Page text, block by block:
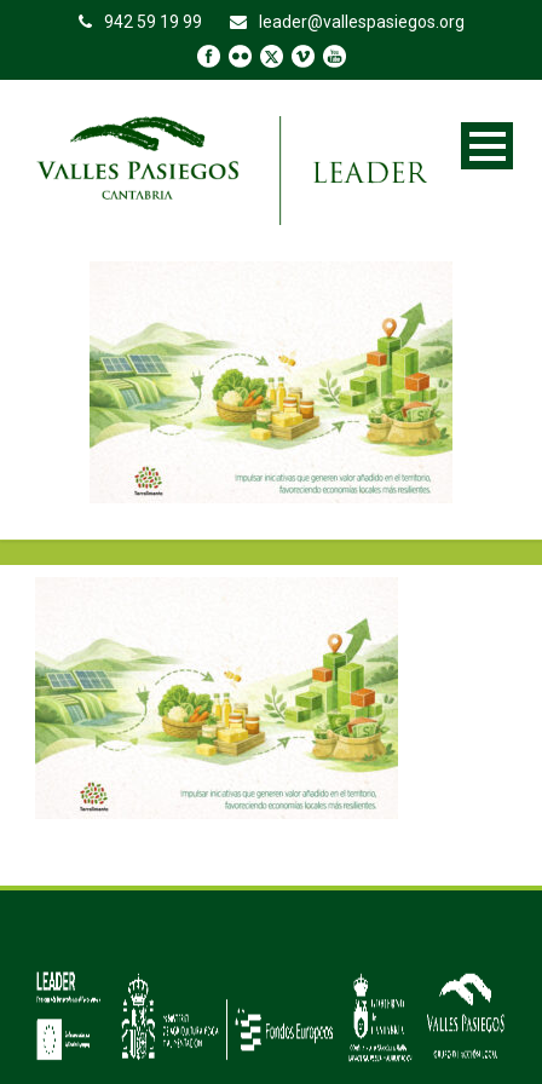
942 59 19 99 leader@vallespasiegos.org